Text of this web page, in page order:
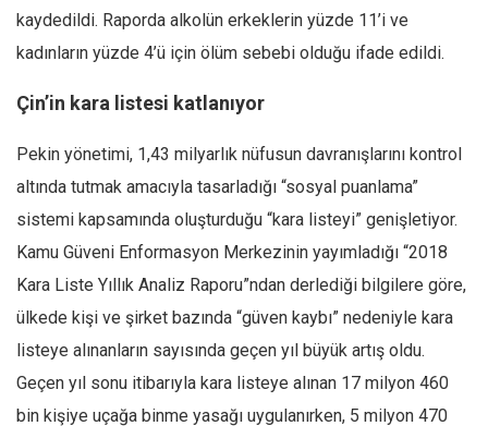
kaydedildi. Raporda alkolün erkeklerin yüzde 11’i ve
kadınların yüzde 4’ü için ölüm sebebi olduğu ifade edildi.
Çin’in kara listesi katlanıyor
Pekin yönetimi, 1,43 milyarlık nüfusun davranışlarını kontrol
altında tutmak amacıyla tasarladığı “sosyal puanlama”
sistemi kapsamında oluşturduğu “kara listeyi” genişletiyor.
Kamu Güveni Enformasyon Merkezinin yayımladığı “2018
Kara Liste Yıllık Analiz Raporu”ndan derlediği bilgilere göre,
ülkede kişi ve şirket bazında “güven kaybı” nedeniyle kara
listeye alınanların sayısında geçen yıl büyük artış oldu.
Geçen yıl sonu itibarıyla kara listeye alınan 17 milyon 460
bin kişiye uçağa binme yasağı uygulanırken, 5 milyon 470